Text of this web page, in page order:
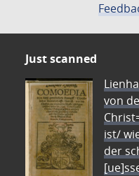
Just scanned
von
ist/
der